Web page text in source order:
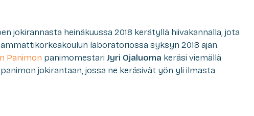
jokirannasta heinäkuussa 2018 kerätyllä hiivakannalla, jota
laboratoriossa syksyn 2018 ajan.
Panimon panimomestari Jyri Ojaluoma keräsi viemällä
jokirantaan, jossa ne keräsivät yön yli ilmasta